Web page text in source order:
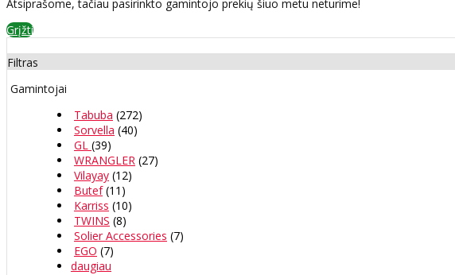
Atsiprašome, tačiau pasirinkto gamintojo prekių šiuo metu neturime!
Grįžti
Filtras
Gamintojai
Tabuba (272)
Sorvella (40)
GL (39)
WRANGLER (27)
Vilayay (12)
Butef (11)
Karriss (10)
TWINS (8)
Solier Accessories (7)
EGO (7)
daugiau